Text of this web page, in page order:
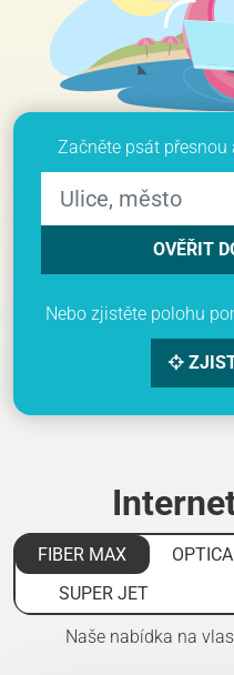
Začněte psát
OVĚŘIT
Nebo zjistěte polohu
FIBER MAX
SUPER JET
Naše nabídka na